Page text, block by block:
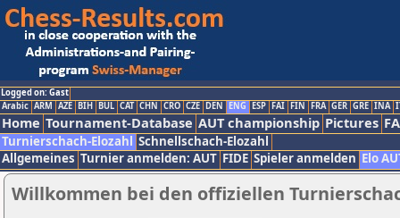
Logged on: Gast
Arabic ARM AZE BIH BUL CAT CHN CRO CZE DEN ENG ESP FAI FIN FRA GER GRE INA
Home Tournament-Database AUT championship Pictures
Turnierschach-Elozahl Schnellschach-Elozahl
Allgemeines Turnier anmelden: AUT FIDE Spieler anmelden Elo
Willkommen bei den offiziellen